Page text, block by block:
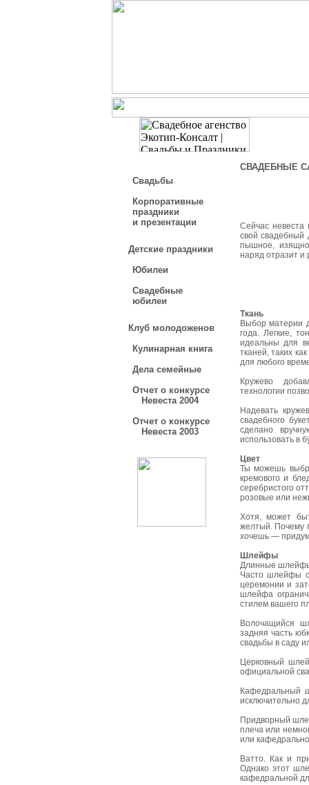
Свадьбы
Корпоративные
праздники
и презентации
Детские праздники
Юбилеи
Свадебные
юбилеи
Клуб молодоженов
Кулинарная книга
Дела семейные
Отчет о конкурсе
Невеста 2004
Отчет о конкурсе
Невеста 2003
СВАДЕБНЫЕ
Сейчас невеста
свой свадебный
пышное,
наряд отразит и
Ткань
Выбор материи
года. Легкие,
идеальны для
тканей, таких
для любого
Кружево
технологии
Надевать
свадебного
сделано
использовать в
Цвет
Ты можешь
кремового и
серебристого
розовые или
Хотя, может
желтый. Почему
хочешь —
Шлейфы
Длинные шлейфы
Часто шлейфы
церемонии и
шлейфа
стилем вашего
Волочащийся
задняя часть
свадьбы в саду
Церковный
официальной
Кафедральный
исключительно
Придворный
плеча или
или
Ватто. Как и
Однако этот
кафедральной